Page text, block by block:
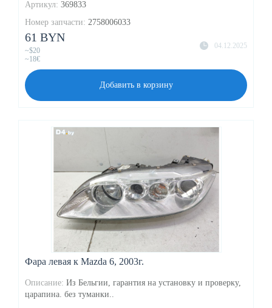
Артикул: 369833
Номер запчасти: 2758006033
04.12.2025
61 BYN
~$20
~18€
Добавить в корзину
Фара левая к Mazda 6, 2003г.
Описание: Из Бельгии, гарантия на установку и проверку,
царапина. без туманки..